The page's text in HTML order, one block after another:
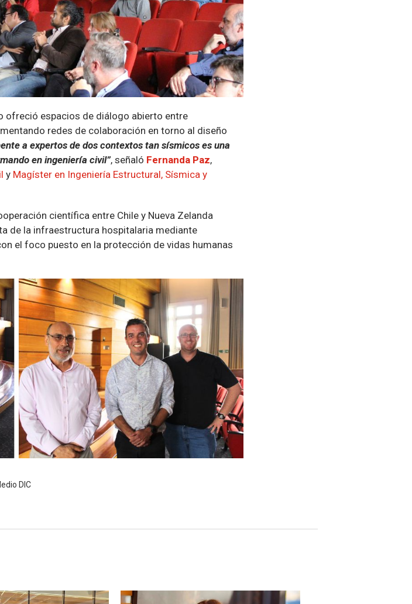
ofreció espacios de diálogo abierto entre
redes de colaboración en torno al diseño
a expertos de dos contextos tan sísmicos es una
en ingeniería civil”, señaló Fernanda Paz,
y Magíster en Ingeniería Estructural, Sísmica y
científica entre Chile y Nueva Zelanda
de la infraestructura hospitalaria mediante
el foco puesto en la protección de vidas humanas
DIC